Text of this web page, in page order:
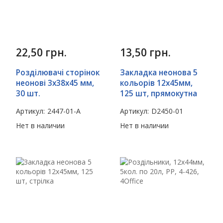
22,50 грн.
Розділювачі сторінок
неонові 3х38х45 мм,
30 шт.
Артикул: 2447-01-A
Нет в наличии
13,50 грн.
Закладка неонова 5
кольорів 12х45мм,
125 шт, прямокутна
Артикул: D2450-01
Нет в наличии